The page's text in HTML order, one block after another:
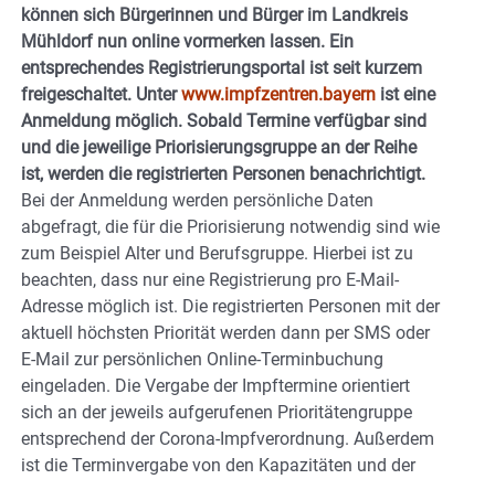
können sich Bürgerinnen und Bürger im Landkreis
Mühldorf nun online vormerken lassen. Ein
entsprechendes Registrierungsportal ist seit kurzem
freigeschaltet. Unterwww.impfzentren.bayern ist eine
Anmeldung möglich. Sobald Termine verfügbar sind
und die jeweilige Priorisierungsgruppe an der Reihe
ist, werden die registrierten Personen benachrichtigt.
Bei der Anmeldung werden persönliche Daten
abgefragt, die für die Priorisierung notwendig sind wie
zum Beispiel Alter und Berufsgruppe. Hierbei ist zu
beachten, dass nur eine Registrierung pro E-Mail-
Adresse möglich ist. Die registrierten Personen mit der
aktuell höchsten Priorität werden dann per SMS oder
E-Mail zur persönlichen Online-Terminbuchung
eingeladen. Die Vergabe der Impftermine orientiert
sich an der jeweils aufgerufenen Prioritätengruppe
entsprechend der Corona-Impfverordnung. Außerdem
ist die Terminvergabe von den Kapazitäten und der